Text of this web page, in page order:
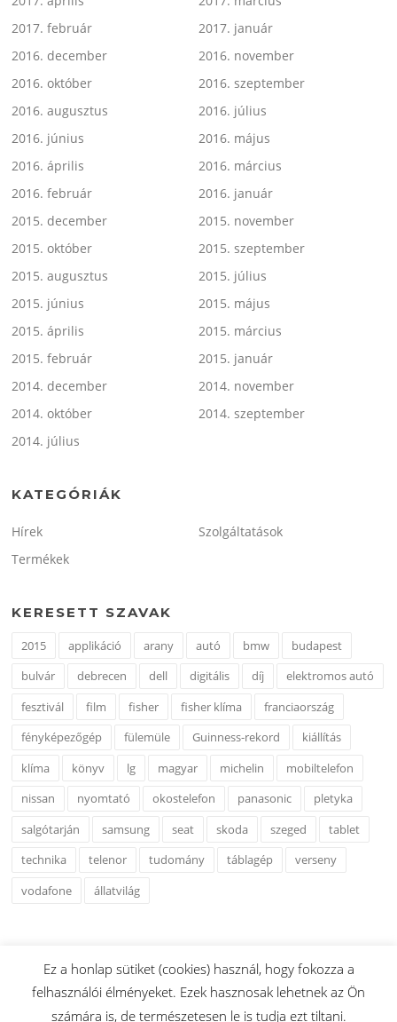
2017. február
2017. január
2016. december
2016. november
2016. október
2016. szeptember
2016. augusztus
2016. július
2016. június
2016. május
2016. április
2016. március
2016. február
2016. január
2015. december
2015. november
2015. október
2015. szeptember
2015. augusztus
2015. július
2015. június
2015. május
2015. április
2015. március
2015. február
2015. január
2014. december
2014. november
2014. október
2014. szeptember
2014. július
KATEGÓRIÁK
Hírek
Szolgáltatások
Termékek
KERESETT SZAVAK
2015 applikáció arany autó bmw
budapest
bulvár
debrecen dell digitális díj
elektromos autó
fesztivál
film fisher fisher klíma
franciaország
fényképezőgép
fülemüle Guinness-rekord
kiállítás
klíma
könyv lg magyar michelin
mobiltelefon
nissan
nyomtató okostelefon panasonic
pletyka
salgótarján
samsung seat skoda szeged
tablet
technika
telenor tudomány táblagép
verseny
vodafone
állatvilág
Copyright © 2026 www.esshu.hu. Minden Jog Fenntartva.
Ez a honlap sütiket (cookies) használ, hogy fokozza a
felhasználói élményeket. Ezek hasznosak lehetnek az Ön
számára is, de természetesen le is tudja ezt tiltani.